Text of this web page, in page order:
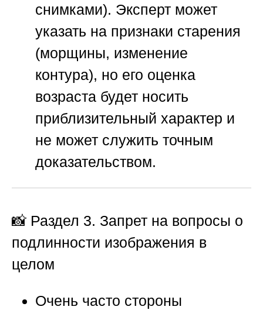
снимками). Эксперт может
указать на признаки старения
(морщины, изменение
контура), но его оценка
возраста будет носить
приблизительный характер и
не может служить точным
доказательством.
📸 Раздел 3. Запрет на вопросы о
подлинности изображения в
целом
Очень часто стороны